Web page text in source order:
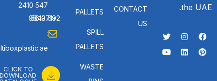
the UAE.
CONTACT
US
PALLETS
SPILL
PALLETS
WASTE
547 2410
: +971 56 692 9643
:
CLICK TO
DOWNLOAD